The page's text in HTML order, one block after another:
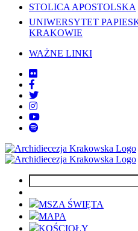
STOLICA APOSTOLSKA
UNIWERSYTET
KRAKOWIE
WAŻNE LINKI
MSZA ŚWIĘTA
MAPA
KOŚCIOŁY